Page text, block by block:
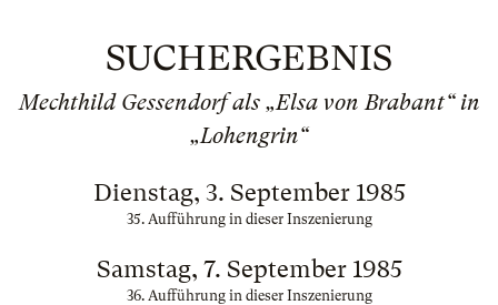
SUCHERGEBNIS
Mechthild Gessendorf als „Elsa von Brabant“ in
„Lohengrin“
Dienstag, 3. September 1985
35. Aufführung in dieser Inszenierung
Samstag, 7. September 1985
36. Aufführung in dieser Inszenierung